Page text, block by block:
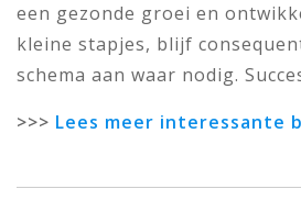
een gezonde groei en
kleine stapjes, blijf
schema aan waar nodig.
>>> Lees meer interessante